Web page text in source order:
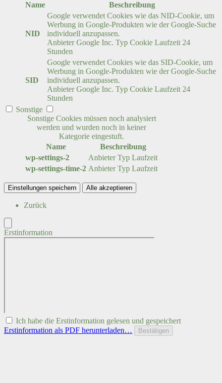
Name
Beschreibung
NID
Google verwendet Cookies wie das NID-Cookie, um
Werbung in Google-Produkten wie der Google-Suche
individuell anzupassen.
Anbieter Google Inc. Typ Cookie Laufzeit 24
Stunden
SID
Google verwendet Cookies wie das SID-Cookie, um
Werbung in Google-Produkten wie der Google-Suche
individuell anzupassen.
Anbieter Google Inc. Typ Cookie Laufzeit 24
Stunden
Sonstige
Sonstige Cookies müssen noch analysiert
werden und wurden noch in keiner
Kategorie eingestuft.
Name
Beschreibung
wp-settings-2
Anbieter Typ Laufzeit
wp-settings-time-2 Anbieter Typ Laufzeit
Einstellungen speichern Alle akzeptieren
Zurück
Erstinformation
Ich habe die Erstinformation gelesen und gespeichert
Erstinformation als PDF herunterladen…
Bestätigen